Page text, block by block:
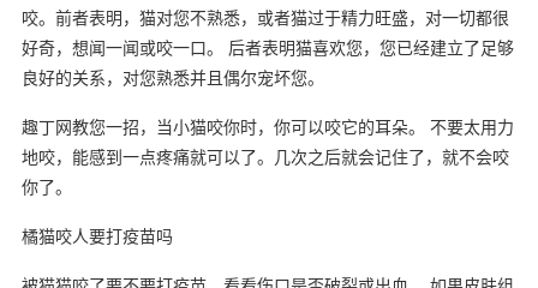
咬。前者表明，猫对您不熟悉，或者猫过于精力旺盛，对一切都很
好奇，想闻一闻或咬一口。 后者表明猫喜欢您，您已经建立了足够
良好的关系，对您熟悉并且偶尔宠坏您。
趣丁网教您一招，当小猫咬你时，你可以咬它的耳朵。 不要太用力
地咬，能感到一点疼痛就可以了。几次之后就会记住了，就不会咬
你了。
橘猫咬人要打疫苗吗